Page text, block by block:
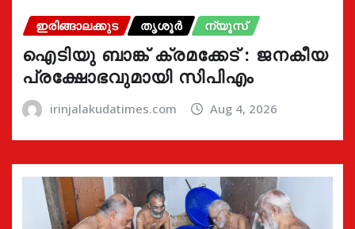
ഇരിങ്ങാലക്കുട തൃശൂർ ന്യൂസ്
ഐടിയു ബാങ്ക് ക്രമക്കേട് : ജനകീയ
പ്രക്ഷോഭവുമായി സിപിഎം
irinjalakudatimes.com Aug 4, 2026